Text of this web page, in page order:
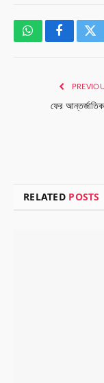
WhatsAppFacebook
ফের আন্তর্জাতিক
RELATED POSTS